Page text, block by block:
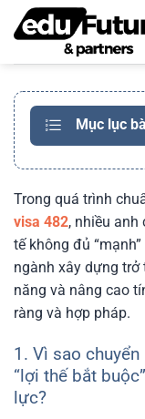
qua
Mục lục
Trong quá trình
visa 482, nhiều
tế không đủ
ngành xây dựng
năng và nâng cao
ràng và hợp pháp.
1. Vì sao
“lợi thế bắt
lực?